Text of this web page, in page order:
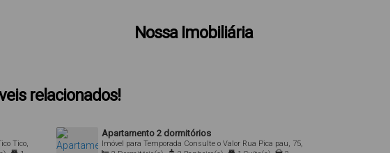
Nossa Imobiliária
relacionados!
Tico,
Apartamento 2 dormitórios
Consulte o Valor
Imóvel para Temporada
Rua Pica pau, 75,